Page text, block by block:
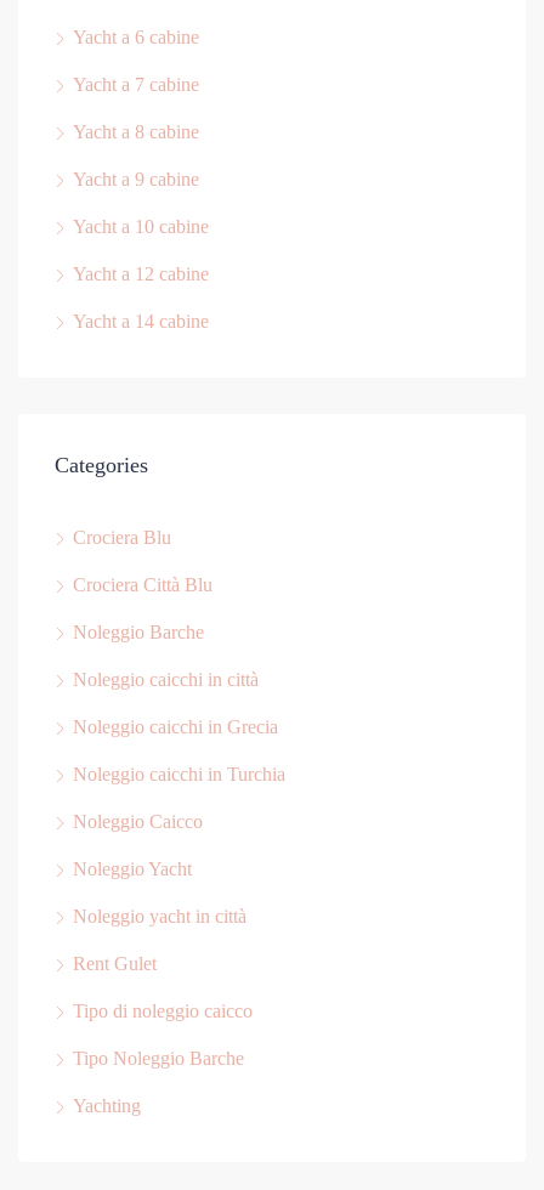
Yacht a 6 cabine
Yacht a 7 cabine
Yacht a 8 cabine
Yacht a 9 cabine
Yacht a 10 cabine
Yacht a 12 cabine
Yacht a 14 cabine
Categories
Crociera Blu
Crociera Città Blu
Noleggio Barche
Noleggio caicchi in città
Noleggio caicchi in Grecia
Noleggio caicchi in Turchia
Noleggio Caicco
Noleggio Yacht
Noleggio yacht in città
Rent Gulet
Tipo di noleggio caicco
Tipo Noleggio Barche
Yachting